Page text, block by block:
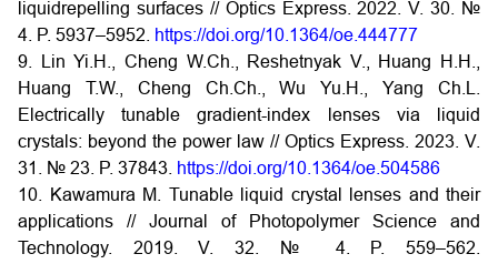
liquidrepelling surfaces // Optics Express. 2022. V. 30. №
4. P. 5937–5952.
https://doi.org/10.1364/oe.444777
9. Lin Yi.H., Cheng W.Ch., Reshetnyak V., Huang H.H.,
Huang T.W., Cheng Ch.Ch., Wu Yu.H., Yang Ch.L.
Electrically tunable gradient-index lenses via liquid
crystals: beyond the power law // Optics Express. 2023. V.
31. № 23. P. 37843. https://doi.org/10.1364/oe.504586
10. Kawamura M. Tunable liquid crystal lenses and their
applications // Journal of Photopolymer Science and
Technology. 2019. V. 32. № 4. P. 559–562.